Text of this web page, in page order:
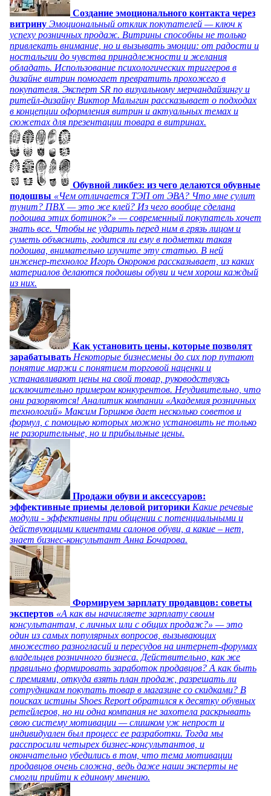
Создание эмоционального контакта через
витрину Эмоциональный отклик покупателей — ключ к
успеху розничных продаж. Витрины способны не только
привлекать внимание, но и вызывать эмоции: от радости и
ностальгии до чувства принадлежности и желания
обладать. Использование психологических триггеров в
дизайне витрин помогает превратить прохожего в
покупателя. Эксперт SR по визуальному мерчандайзингу и
ритейл-дизайну Виктор Малыгин рассказывает о подходах
в концепции оформления витрин и актуальных темах и
сюжетах для презентации товара в витринах.
Обувной ликбез: из чего делаются обувные
подошвы «Чем отличается ТЭП от ЭВА? Что мне сулит
тунит? ПВХ — это же клей? Из чего вообще сделана
подошва этих ботинок?» — современный покупатель хочет
знать все. Чтобы не ударить перед ним в грязь лицом и
суметь объяснить, годится ли ему в подметки такая
подошва, внимательно изучите эту статью. В ней
инженер-технолог Игорь Окороков рассказывает, из каких
материалов делаются подошвы обуви и чем хорош каждый
из них.
Как установить цены, которые позволят
зарабатывать Некоторые бизнесмены до сих пор путают
понятие маржи с понятием торговой наценки и
устанавливают цены на свой товар, руководствуясь
исключительно примером конкурентов. Неудивительно, что
они разоряются! Аналитик компании «Академия розничных
технологий» Максим Горшков дает несколько советов и
формул, с помощью которых можно установить не только
не разорительные, но и прибыльные цены.
Продажи обуви и аксессуаров:
эффективные приемы деловой риторики Какие речевые
модули - эффективны при общении с потенциальными и
действующими клиентами салонов обуви, а какие – нет,
знает бизнес-консультант Анна Бочарова.
Формируем зарплату продавцов: советы
экспертов «А как вы начисляете зарплату своим
консультантам, с личных или с общих продаж?» — это
один из самых популярных вопросов, вызывающих
множество разногласий и пересудов на интернет-форумах
владельцев розничного бизнеса. Действительно, как же
правильно формировать заработок продавцов? А как быть
с премиями, откуда взять план продаж, разрешать ли
сотрудникам покупать товар в магазине со скидками? В
поисках истины Shoes Report обратился к десятку обувных
ретейлеров, но ни одна компания не захотела раскрывать
свою систему мотивации — слишком уж непрост и
индивидуален был процесс ее разработки. Тогда мы
расспросили четырех бизнес-консультантов, и
окончательно убедились в том, что тема мотивации
продавцов очень сложна, ведь даже наши эксперты не
смогли прийти к единому мнению.